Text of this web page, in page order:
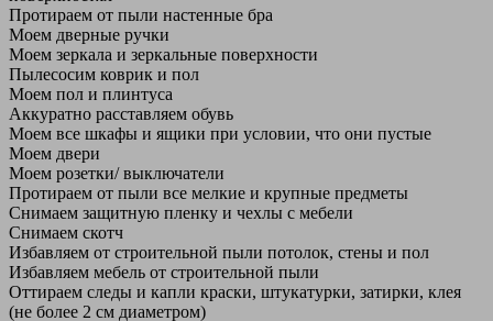
Протираем от пыли настенные бра
Моем дверные ручки
Моем зеркала и зеркальные поверхности
Пылесосим коврик и пол
Моем пол и плинтуса
Аккуратно расставляем обувь
Моем все шкафы и ящики при условии, что они пустые
Моем двери
Моем розетки/ выключатели
Протираем от пыли все мелкие и крупные предметы
Снимаем защитную пленку и чехлы с мебели
Снимаем скотч
Избавляем от строительной пыли потолок, стены и пол
Избавляем мебель от строительной пыли
Оттираем следы и капли краски, штукатурки, затирки, клея
(не более 2 см диаметром)